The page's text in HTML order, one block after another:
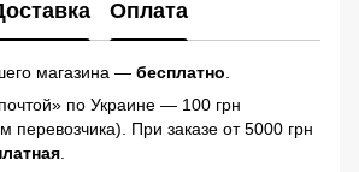
Оплата
магазина — бесплатно
по Украине — 100 грн
перевозчика). При заказе от 5000 грн